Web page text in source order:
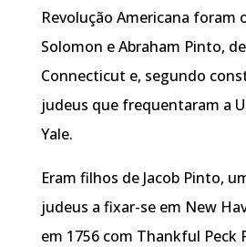
Revolução Americana foram
Solomon e Abraham Pinto,
Connecticut e, segundo
judeus que frequentaram a
Yale.
Eram filhos de Jacob Pinto,
judeus a fixar-se em New
em 1756 com Thankful Peck